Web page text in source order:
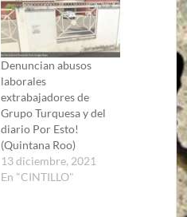
Denuncian abusos
laborales
extrabajadores de
Grupo Turquesa y del
diario Por Esto!
(Quintana Roo)
13 diciembre, 2021
En "CINTILLO"